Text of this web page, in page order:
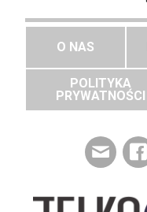
O NAS
POLITYKA
PRYWATNOŚCI